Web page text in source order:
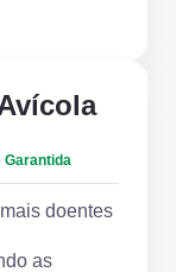
Garantida
doentes
as